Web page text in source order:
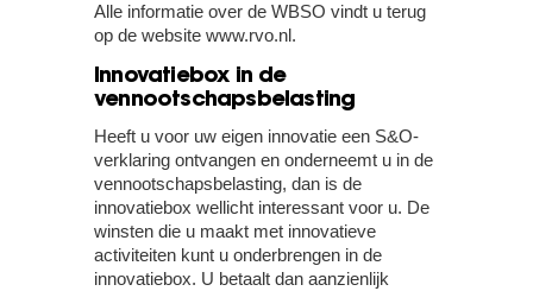
Alle informatie over de WBSO vindt u terug
op de website www.rvo.nl.
Innovatiebox in de
vennootschapsbelasting
Heeft u voor uw eigen innovatie een S&O-
verklaring ontvangen en onderneemt u in de
vennootschapsbelasting, dan is de
innovatiebox wellicht interessant voor u. De
winsten die u maakt met innovatieve
activiteiten kunt u onderbrengen in de
innovatiebox. U betaalt dan aanzienlijk